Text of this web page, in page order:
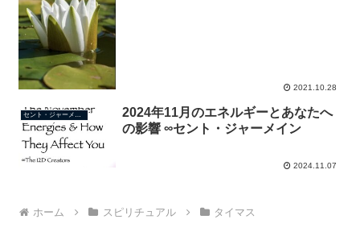
2021.10.28
2024年11月のエネルギーとあなたへ
の影響 ∞セント・ジャーメイン
2024.11.07
ホーム スピリチュアル タイマス